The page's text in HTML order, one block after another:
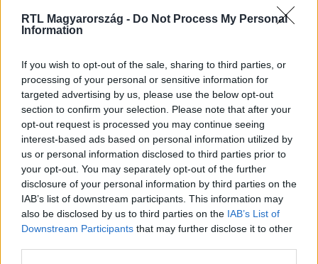
RTL Magyarország - Do Not Process My Personal
Information
If you wish to opt-out of the sale, sharing to third parties, or
processing of your personal or sensitive information for
targeted advertising by us, please use the below opt-out
section to confirm your selection. Please note that after your
opt-out request is processed you may continue seeing
interest-based ads based on personal information utilized by
us or personal information disclosed to third parties prior to
your opt-out. You may separately opt-out of the further
disclosure of your personal information by third parties on the
IAB’s list of downstream participants. This information may
also be disclosed by us to third parties on the IAB’s List of
Downstream Participants that may further disclose it to other
Nézd vissza a Híradó adásait az RTL+ felületén!
Itt állítsd be, hogy az RTL.hu az elsők között
legyen a Google-találatokban!